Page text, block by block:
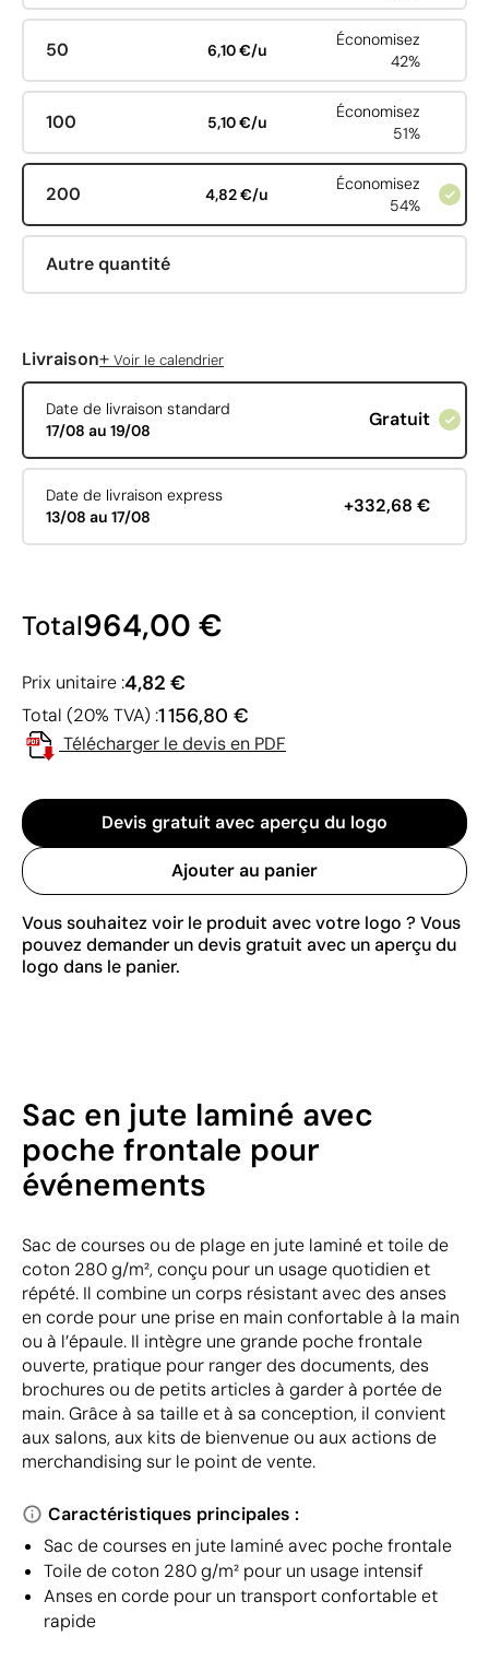
50 6,10 €/u
Économisez
42%
100 5,10 €/u
Économisez
51%
200 4,82 €/u
Économisez
54%
Autre quantité
Livraison+ Voir le calendrier
Date de livraison standard
17/08 au 19/08
Gratuit
Date de livraison express
13/08 au 17/08
+332,68 €
Total964,00 €
Prix unitaire :4,82 €
Total (20% TVA) :1 156,80 €
Télécharger le devis en PDF
Devis gratuit avec aperçu du logo
Ajouter au panier
Vous souhaitez voir le produit avec votre logo ? Vous
pouvez demander un devis gratuit avec un aperçu du
logo dans le panier.
Sac en jute laminé avec
poche frontale pour
événements
Sac de courses ou de plage en jute laminé et toile de
coton 280 g/m², conçu pour un usage quotidien et
répété. Il combine un corps résistant avec des anses
en corde pour une prise en main confortable à la main
ou à l’épaule. Il intègre une grande poche frontale
ouverte, pratique pour ranger des documents, des
brochures ou de petits articles à garder à portée de
main. Grâce à sa taille et à sa conception, il convient
aux salons, aux kits de bienvenue ou aux actions de
merchandising sur le point de vente.
Caractéristiques principales :
Sac de courses en jute laminé avec poche frontale
Toile de coton 280 g/m² pour un usage intensif
Anses en corde pour un transport confortable et
rapide